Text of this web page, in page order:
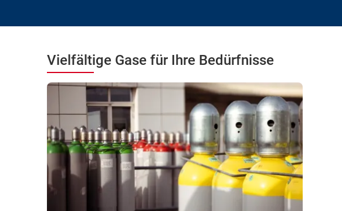
Vielfältige Gase für Ihre Bedürfnisse